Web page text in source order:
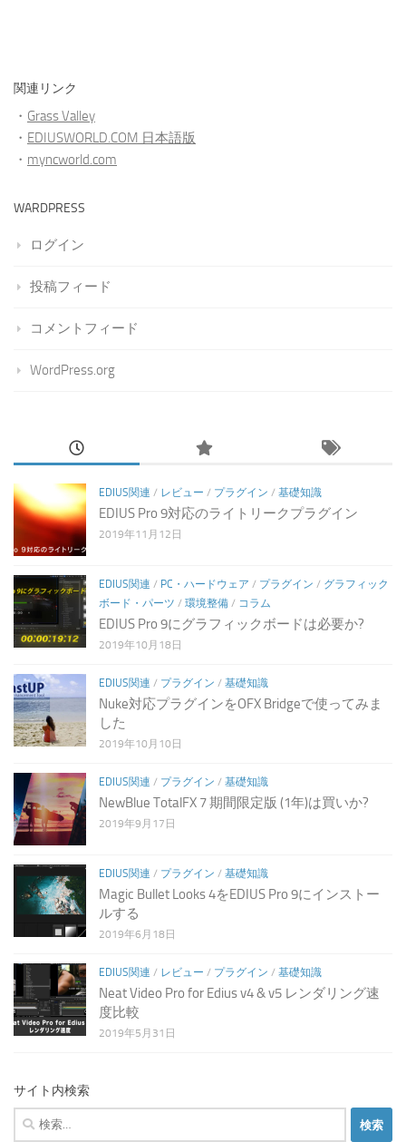
関連リンク
・ Grass Valley
・ EDIUSWORLD.COM 日本語版
・ myncworld.com
WARDPRESS
ログイン
投稿フィード
コメントフィード
WordPress.org
EDIUS関連 / レビュー / プラグイン / 基礎知識
EDIUS Pro 9対応のライトリークプラグイン
2019年11月12日
EDIUS関連 / PC・ハードウェア / プラグイン / グラフィック
ボード・パーツ / 環境整備 / コラム
EDIUS Pro 9にグラフィックボードは必要か?
2019年10月18日
EDIUS関連 / プラグイン / 基礎知識
Nuke対応プラグインをOFX Bridgeで使ってみま
した
2019年10月10日
EDIUS関連 / プラグイン / 基礎知識
NewBlue TotalFX 7 期間限定版 (1年)は買いか?
2019年9月17日
EDIUS関連 / プラグイン / 基礎知識
Magic Bullet Looks 4をEDIUS Pro 9にインストー
ルする
2019年6月18日
EDIUS関連 / レビュー / プラグイン / 基礎知識
Neat Video Pro for Edius v4 & v5 レンダリング速
度比較
2019年5月31日
サイト内検索
検